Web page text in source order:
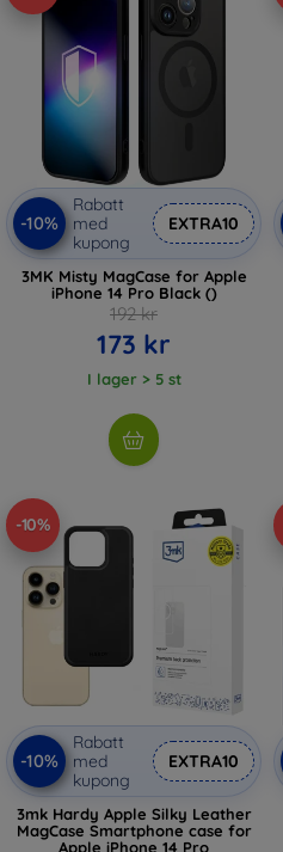
-10%
Rabatt
med
kupong
EXTRA10
3MK Misty MagCase for Apple
iPhone 14 Pro Black ()
192 kr
173 kr
I lager > 5 st
-10%
-10%
Rabatt
med
kupong
EXTRA10
3mk Hardy Apple Silky Leather
MagCase Smartphone case for
Apple iPhone 14 Pro